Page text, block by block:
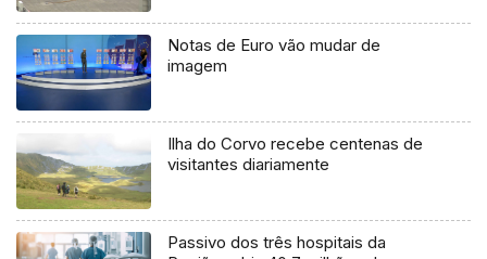
Notas de Euro vão mudar de
imagem
Ilha do Corvo recebe centenas de
visitantes diariamente
Passivo dos três hospitais da